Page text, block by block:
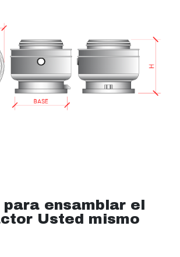
para ensamblar el
Usted mismo